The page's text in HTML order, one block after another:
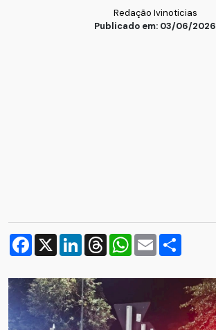
Redação Ivinoticias
Publicado em: 03/06/2026
Facebook
X LinkedInThreadsWhatsApp
Email